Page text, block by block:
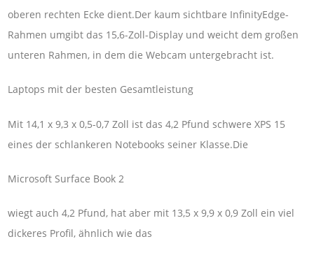
oberen rechten Ecke dient.Der kaum sichtbare InfinityEdge-
Rahmen umgibt das 15,6-Zoll-Display und weicht dem großen
unteren Rahmen, in dem die Webcam untergebracht ist.
Laptops mit der besten Gesamtleistung
Mit 14,1 x 9,3 x 0,5-0,7 Zoll ist das 4,2 Pfund schwere XPS 15
eines der schlankeren Notebooks seiner Klasse.Die
Microsoft Surface Book 2
wiegt auch 4,2 Pfund, hat aber mit 13,5 x 9,9 x 0,9 Zoll ein viel
dickeres Profil, ähnlich wie das